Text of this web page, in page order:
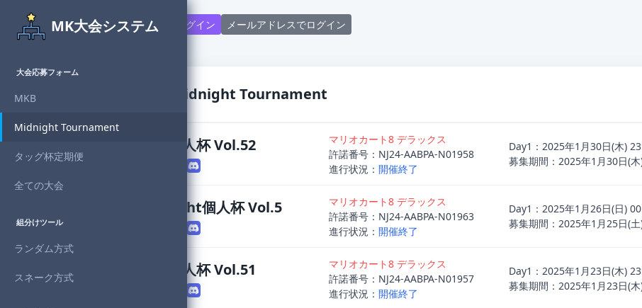
MK大会システム
大会応募フォーム
MKB
Midnight Tournament
タッグ杯定期便
全ての大会
組分けツール
ランダム方式
スネーク方式
Discord連携で新規登録・ログイン メールアドレスでログイン
大会応募フォーム - Midnight Tournament
Midnight個人杯 Vol.52
マリオカート8 デラックス
許諾番号：NJ24-AABPA-N01958
進行状況： 開催終了
Day1：2025年1月30日(木)
募集期間：2025年1月30日(
OverMidnight個人杯 Vol.5
マリオカート8 デラックス
許諾番号：NJ24-AABPA-N01963
進行状況： 開催終了
Day1：2025年1月26日(日)
募集期間：2025年1月25日(
Midnight個人杯 Vol.51
マリオカート8 デラックス
許諾番号：NJ24-AABPA-N01957
進行状況： 開催終了
Day1：2025年1月23日(木)
募集期間：2025年1月23日(